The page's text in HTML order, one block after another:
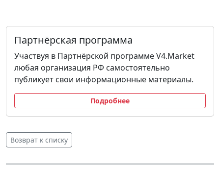
Партнёрская программа
Участвуя в Партнёрской программе V4.Market
любая организация РФ самостоятельно
публикует свои информационные материалы.
Подробнее
Возврат к списку